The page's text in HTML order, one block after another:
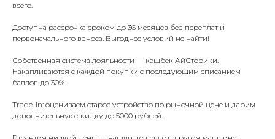
всего.
Доступна рассрочка сроком до 36 месяцев без переплат и
первоначального взноса. Выгоднее условий не найти!
Собственная система лояльности — кэшбек АйСторики.
Накапливаются с каждой покупки с последующим списанием
баллов до 30%.
Trade-in: оцениваем старое устройство по рыночной цене и дарим
дополнительную скидку до 5000 рублей.